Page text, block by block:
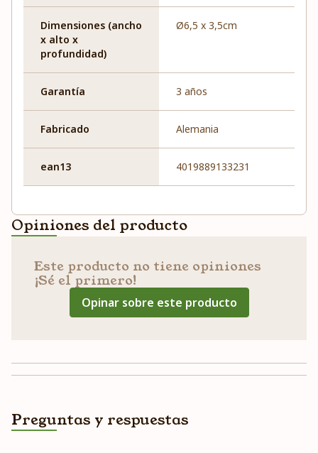
Dimensiones (ancho
x alto x
profundidad)
Ø6,5 x 3,5cm
Garantía 3 años
Fabricado Alemania
ean13 4019889133231
Opiniones del producto
Este producto no tiene opiniones
¡Sé el primero!
Opinar sobre este producto
Preguntas y respuestas